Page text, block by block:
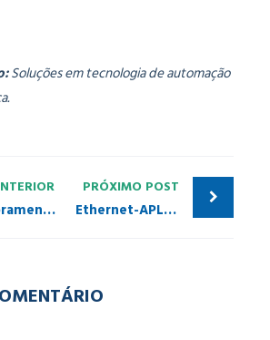
Soluções em tecnologia de automação
Monitoramento de redes PROFIBUS: conheça a solução completa
PRÓXIMO POST
Ethernet-APL para Automação de Processos